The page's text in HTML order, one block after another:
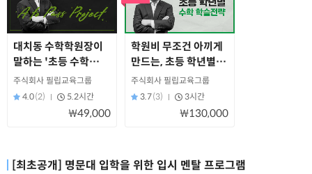
대치동 수학학원장이
말하는 '초등 수학
1등급 전략'
주식회사 필립교육그룹
4.0(2) 5.2시간
₩49,000
학원비 무조건 아끼게
만드는, 초등 학년별
수학 학습전략
주식회사 필립교육그룹
3.7(3) 3시간
₩130,000
[최초공개] 명문대 입학을 위한 입시 멘탈 프로그램